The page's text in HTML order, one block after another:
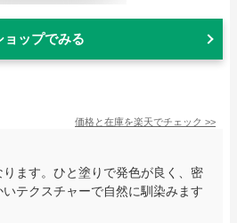
ョップでみる
価格と在庫を楽天でチェック >>
ます。ひと塗りで発色が良く、密
テクスチャーで自然に馴染みます